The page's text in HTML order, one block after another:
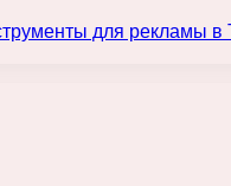
для рекламы в